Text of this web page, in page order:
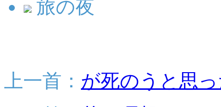
旅の夜
上一首： が死のうと思